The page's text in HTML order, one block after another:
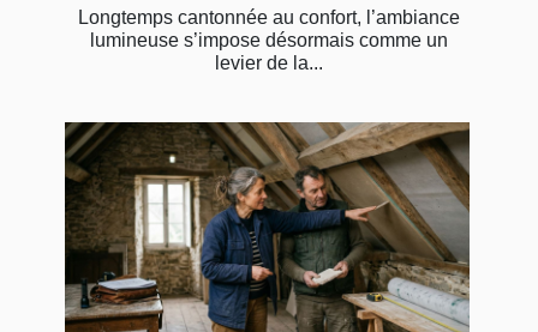
Longtemps cantonnée au confort, l’ambiance
lumineuse s’impose désormais comme un
levier de la...